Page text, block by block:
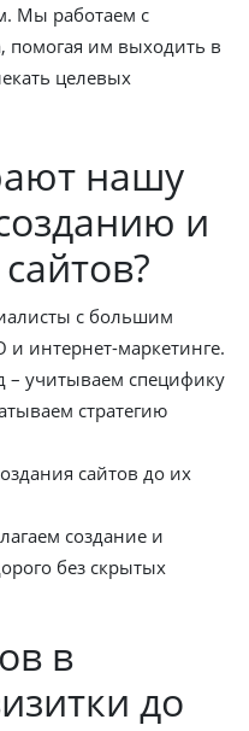
Мы работаем с
помогая им выходить в
целевых
нашу
и
с большим
и интернет-маркетинге.
учитываем специфику
стратегию
сайтов до их
создание и
без скрытых
в
до